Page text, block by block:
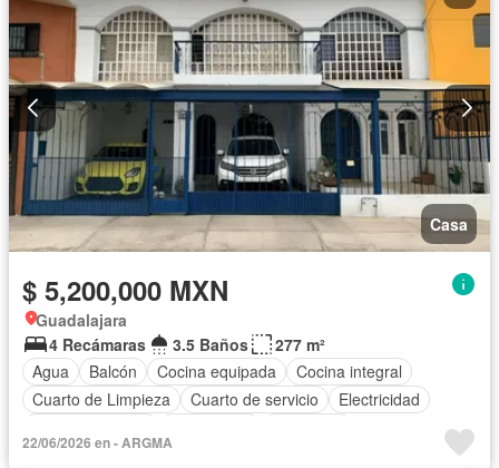
Casa
$ 5,200,000 MXN
Guadalajara
4 Recámaras
3.5 Baños
277 m²
Agua
Balcón Cocina equipada
Cocina integral
Cuarto de Limpieza
Cuarto de servicio
Electricidad
Recámara con closet
22/06/2026 en - ARGMA